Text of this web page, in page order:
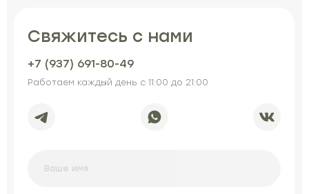
Свяжитесь с нами
+7 (937) 691-80-49
Работаем каждый день с 11:00 до 21:00